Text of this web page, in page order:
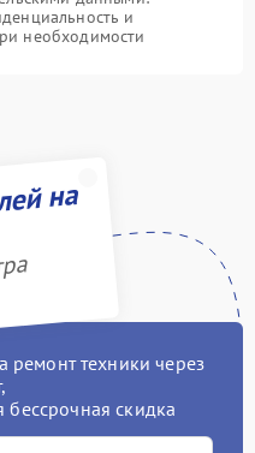
и
необходимости
на
техники через
бессрочная скидка